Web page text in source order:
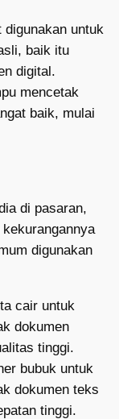
digunakan untuk
baik itu
digital.
mencetak
baik, mulai
di pasaran,
digunakan
cair untuk
dokumen
tinggi.
bubuk untuk
dokumen teks
tinggi.